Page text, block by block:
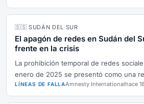
🇸🇸 SUDÁN DEL SUR
El apagón de redes en Sudán del
frente en la crisis
La prohibición temporal de redes
enero de 2025 se presentó como una
LÍNEAS DE FALLAAmnesty Internationalhace